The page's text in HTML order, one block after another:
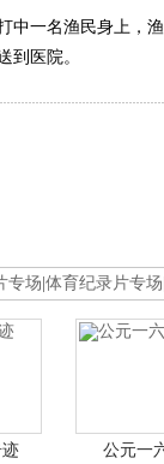
中一名渔民身上，
到医院。
专场 体育纪录片专场
公元一